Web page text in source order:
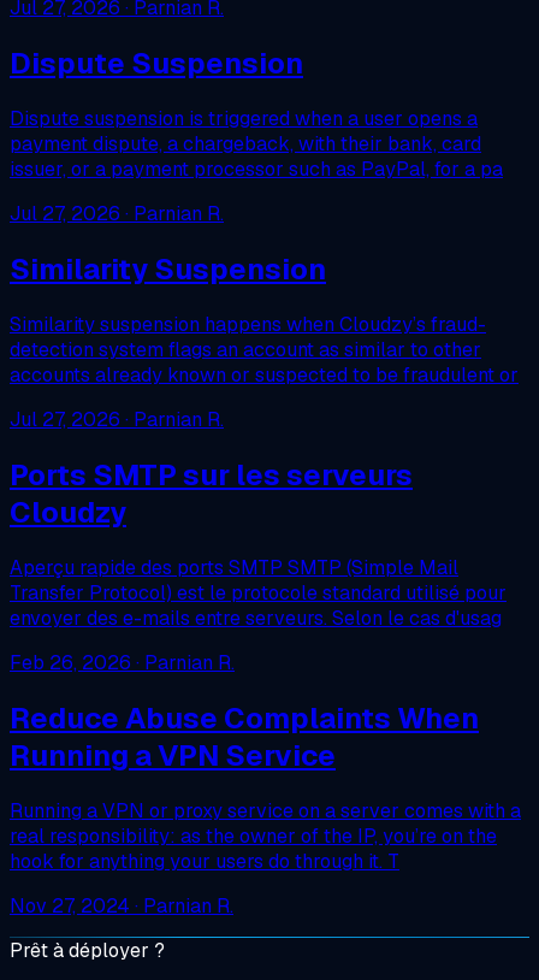
Jul 27, 2026 · Parnian R.
Dispute Suspension
Dispute suspension is triggered when a user opens a
payment dispute, a chargeback, with their bank, card
issuer, or a payment processor such as PayPal, for a pa
Jul 27, 2026 · Parnian R.
Similarity Suspension
Similarity suspension happens when Cloudzy’s fraud-
detection system flags an account as similar to other
accounts already known or suspected to be fraudulent or
Jul 27, 2026 · Parnian R.
Ports SMTP sur les serveurs
Cloudzy
Aperçu rapide des ports SMTP SMTP (Simple Mail
Transfer Protocol) est le protocole standard utilisé pour
envoyer des e-mails entre serveurs. Selon le cas d'usag
Feb 26, 2026 · Parnian R.
Reduce Abuse Complaints When
Running a VPN Service
Running a VPN or proxy service on a server comes with a
real responsibility: as the owner of the IP, you’re on the
hook for anything your users do through it. T
Nov 27, 2024 · Parnian R.
Prêt à déployer ?